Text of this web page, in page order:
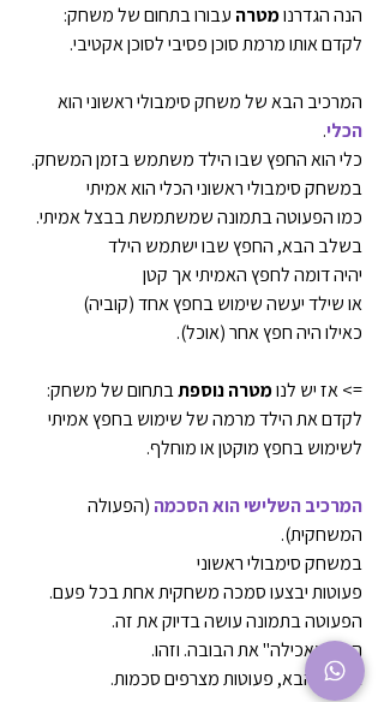
הנה הגדרנו מטרה עבורו בתחום של משחק:
לקדם אותו מרמת סוכן פסיבי לסוכן אקטיבי.
המרכיב הבא של משחק סימבולי ראשוני הוא
הכלי.
כלי הוא החפץ שבו הילד משתמש בזמן המשחק.
במשחק סימבולי ראשוני הכלי הוא אמיתי
כמו הפעוטה בתמונה שמשתמשת בבצל אמיתי.
בשלב הבא, החפץ שבו ישתמש הילד
יהיה דומה לחפץ האמיתי אך קטן
או שילד יעשה שימוש בחפץ אחד (קוביה)
כאילו היה חפץ אחר (אוכל).
=> אז יש לנו מטרה נוספת בתחום של משחק:
לקדם את הילד מרמה של שימוש בחפץ אמיתי
לשימוש בחפץ מוקטן או מוחלף.
המרכיב השלישי הוא הסכמה (הפעולה
המשחקית).
במשחק סימבולי ראשוני
פעוטות יבצעו סמכה משחקית אחת בכל פעם.
הפעוטה בתמונה עושה בדיוק את זה.
היא "מאכילה" את הבובה. וזהו.
בשלב הבא, פעוטות מצרפים סכמות.